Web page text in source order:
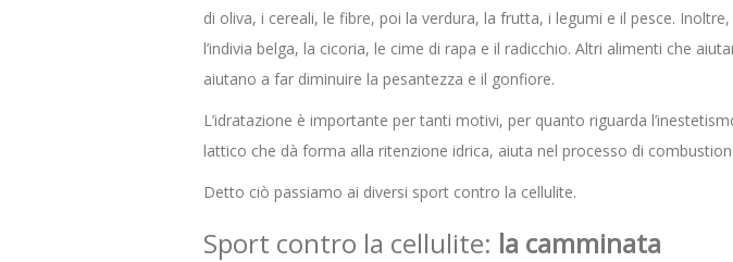
di oliva, i cereali, le fibre, poi la verdura, la frutta, i legumi e il pesce.
l’indivia belga, la cicoria, le cime di rapa e il radicchio. Altri alimenti che
aiutano a far diminuire la pesantezza e il gonfiore.
L’idratazione è importante per tanti motivi, per quanto riguarda
lattico che dà forma alla ritenzione idrica, aiuta nel processo di
Detto ciò passiamo ai diversi sport contro la cellulite.
Sport contro la cellulite: la camminata